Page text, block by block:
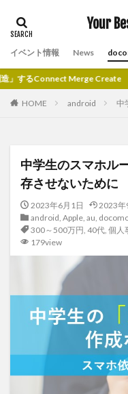
Your
イベント情報 News
Create
HOME android 中
中学生のスマホル
存させないために
2023年6月1日
2023年
android, Apple, au,
300～500万円, 40代, 個人
179view